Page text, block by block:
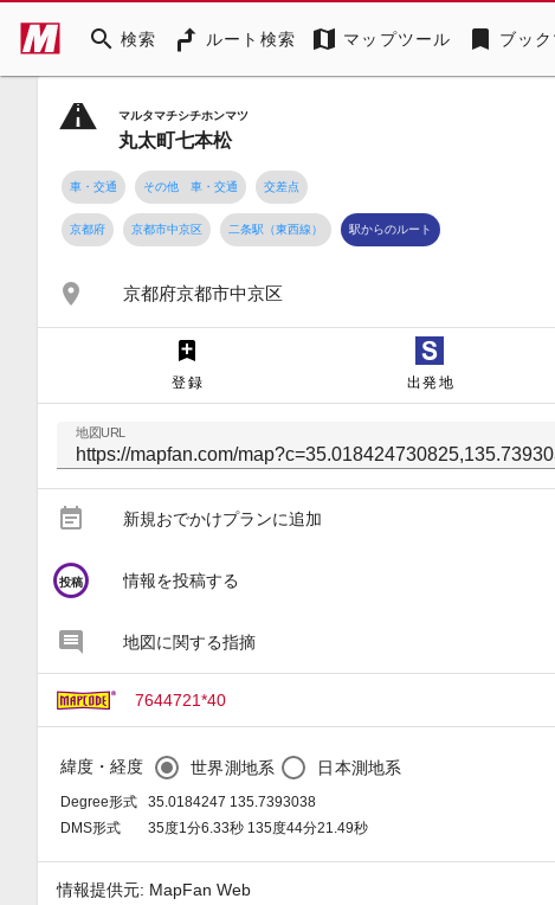
search 検索 ルート検索 map マップツール bookmark ブッ
マルタマチシチホンマツ
丸太町七本松
車・交通 その他 車・交通 交差点
京都府 京都市中京区 二条駅（東西線） 駅からのルート
place 京都府京都市中京区
登録 出発地
地図URL
event_note 新規おでかけプランに追加
circle
投稿 情報を投稿する
地図に関する指摘
7644721*40
緯度・経度 世界測地系 日本測地系
Degree形式
35.0184247 135.7393038
DMS形式
35度1分6.33秒 135度44分21.49秒
情報提供元: MapFan Web